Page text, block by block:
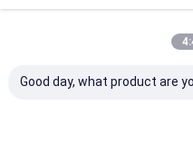
Good day, what product are